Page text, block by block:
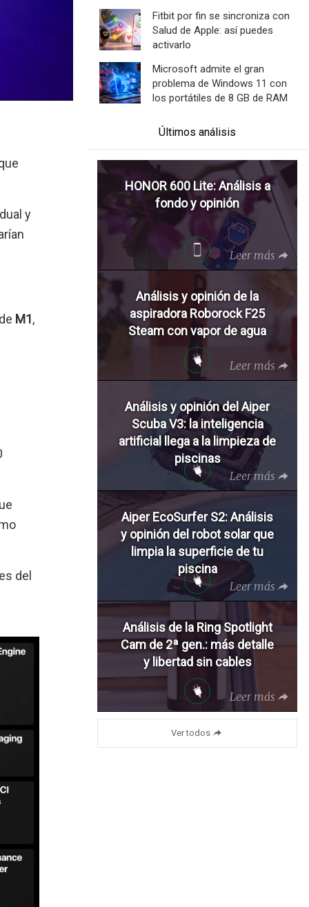
y
M1,
del
Fitbit por fin se sincroniza con
Salud de Apple: así puedes
activarlo
Microsoft admite el gran
problema de Windows 11 con
los portátiles de 8 GB de RAM
Últimos análisis
HONOR 600 Lite: Análisis a
fondo y opinión
Leer más
Análisis y opinión de la
aspiradora Roborock F25
Steam con vapor de agua
Leer más
Análisis y opinión del Aiper
Scuba V3: la inteligencia
artificial llega a la limpieza de
piscinas
Leer más
Aiper EcoSurfer S2: Análisis
y opinión del robot solar que
limpia la superficie de tu
piscina
Leer más
Análisis de la Ring Spotlight
Cam de 2ª gen.: más detalle
y libertad sin cables
Leer más
Ver todos